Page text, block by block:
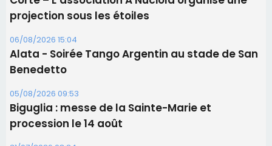
31/07/2026 08:24
Tennis - Début ce week-end du tournoi du
RCPV
31/07/2026 08:22
82ème anniversaire de la disparition du
Commandant Antoine de Saint Exupery